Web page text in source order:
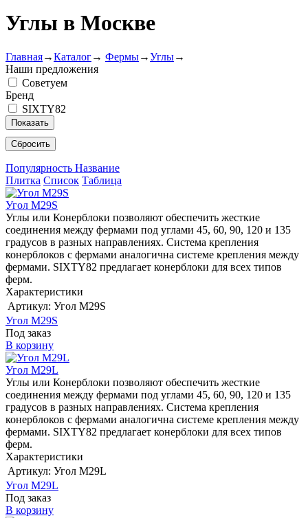
Углы в Москве
Главная→Каталог→ Фермы→Углы→
Наши предложения
Советуем
Бренд
SIXTY82
Показать
Сбросить
Популярность Название
Плитка Список Таблица
Угол M29S
Углы или Конерблоки позволяют обеспечить жесткие
соединения между фермами под углами 45, 60, 90, 120 и 135
градусов в разных направлениях. Система крепления
конерблоков с фермами аналогична системе крепления между
фермами. SIXTY82 предлагает конерблоки для всех типов
ферм.
Характеристики
Артикул: Угол M29S
Угол M29S
Под заказ
В корзину
Угол M29L
Углы или Конерблоки позволяют обеспечить жесткие
соединения между фермами под углами 45, 60, 90, 120 и 135
градусов в разных направлениях. Система крепления
конерблоков с фермами аналогична системе крепления между
фермами. SIXTY82 предлагает конерблоки для всех типов
ферм.
Характеристики
Артикул: Угол M29L
Угол M29L
Под заказ
В корзину